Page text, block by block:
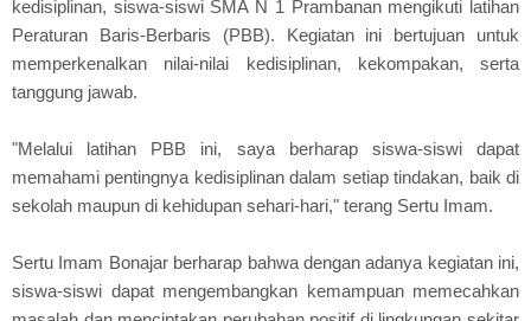
kedisiplinan, siswa-siswi SMA N 1 Prambanan mengikuti latihan
Peraturan Baris-Berbaris (PBB). Kegiatan ini bertujuan untuk
memperkenalkan nilai-nilai kedisiplinan, kekompakan, serta
tanggung jawab.
"Melalui latihan PBB ini, saya berharap siswa-siswi dapat
memahami pentingnya kedisiplinan dalam setiap tindakan, baik di
sekolah maupun di kehidupan sehari-hari," terang Sertu Imam.
Sertu Imam Bonajar berharap bahwa dengan adanya kegiatan ini,
siswa-siswi dapat mengembangkan kemampuan memecahkan